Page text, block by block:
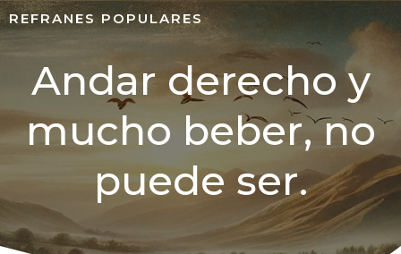
REFRANES POPULARES
Andar derecho y
mucho beber, no
puede ser.